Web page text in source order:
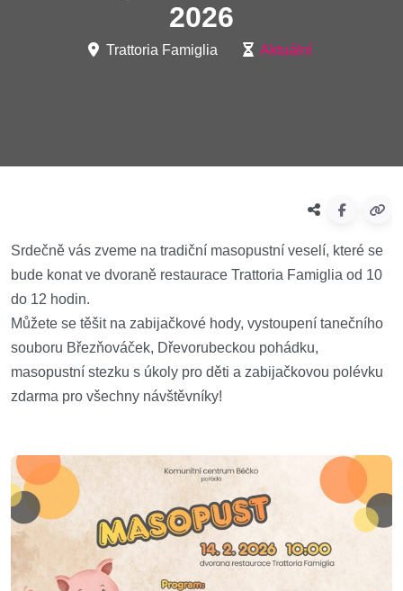
2026
Trattoria Famiglia Aktuální
Srdečně vás zveme na tradiční masopustní veselí, které se
bude konat ve dvoraně restaurace Trattoria Famiglia od 10
do 12 hodin.
Můžete se těšit na zabijačkové hody, vystoupení tanečního
souboru Březňováček, Dřevorubeckou pohádku,
masopustní stezku s úkoly pro děti a zabijačkovou polévku
zdarma pro všechny návštěvníky!